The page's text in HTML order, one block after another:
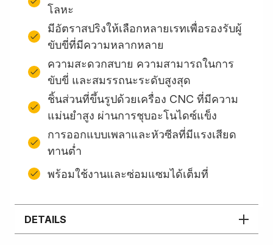
โลหะ
มีอัตราสปริงให้เลือกหลายเรทเพื่อรองรับผู้
ขับขี่ที่มีความหลากหลาย
ความสะดวกสบาย ความสามารถในการ
ขับขี่ และสมรรถนะระดับสูงสุด
ชิ้นส่วนที่ขึ้นรูปด้วยเครื่อง CNC ที่มีความ
แม่นยำสูง ผ่านการชุบอะโนไดซ์แข็ง
การออกแบบเพลาและหัวซีลที่มีแรงเสียด
ทานต่ำ
พร้อมใช้งานและซ่อมแซมได้เต็มที่
DETAILS